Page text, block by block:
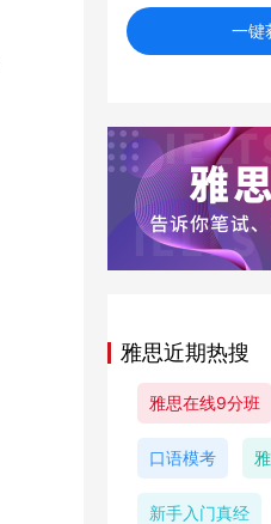
一键
雅思近期热搜
雅思在线9分班
口语模考
新手入门真经